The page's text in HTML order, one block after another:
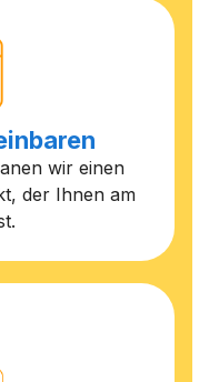
wir einen
der Ihnen am